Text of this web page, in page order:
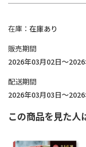
在庫
在庫あり
販売期間
2026年03月02日～
配送期間
2026年03月03日～
この商品を見た人